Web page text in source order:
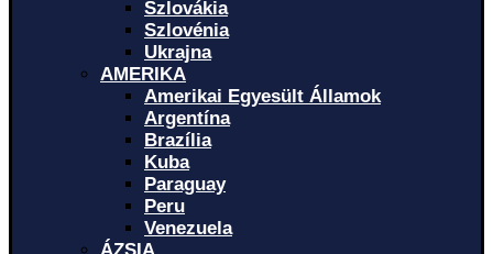
Szlovákia
Szlovénia
Ukrajna
AMERIKA
Amerikai Egyesült Államok
Argentína
Brazília
Kuba
Paraguay
Peru
Venezuela